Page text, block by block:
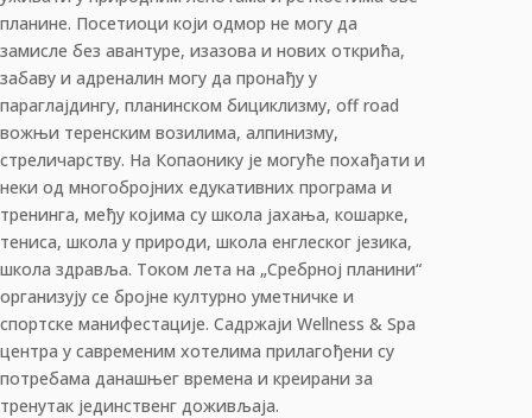
планине. Посетиоци који одмор не могу да
замисле без авантуре, изазова и нових открића,
забаву и адреналин могу да пронађу у
параглајдингу, планинском бициклизму, off road
вожњи теренским возилима, алпинизму,
стреличарству. На Копаонику је могуће похађати и
неки од многобројних едукативних програма и
тренинга, међу којима су школа јахања, кошарке,
тениса, школа у природи, школа енглеског језика,
школа здравља. Током лета на „Сребрној планини“
организују се бројне културно уметничке и
спортске манифестације. Садржаји Wellness & Spa
центра у савременим хотелима прилагођени су
потребама данашњег времена и креирани за
тренутак јединственг доживљаја.